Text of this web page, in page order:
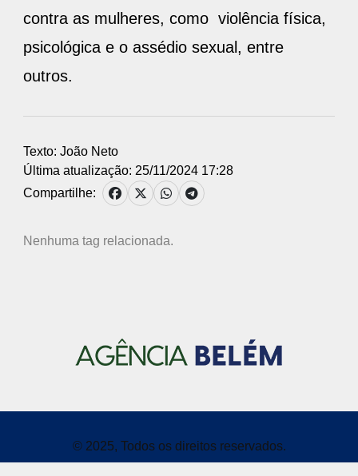
contra as mulheres, como violência física,
psicológica e o assédio sexual, entre
outros.
Texto: João Neto
Última atualização: 25/11/2024 17:28
Compartilhe:
Nenhuma tag relacionada.
© 2025, Todos os direitos reservados.